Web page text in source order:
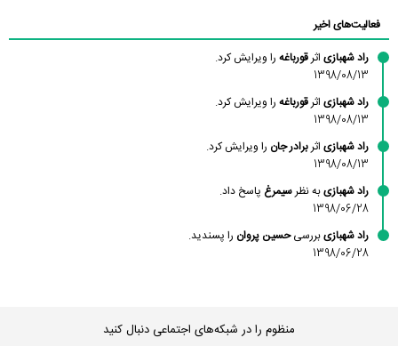
فعالیت‌های اخیر
راد شهبازی اثرقورباغه را ویرایش کرد.
1398/08/13
راد شهبازی اثرقورباغه را ویرایش کرد.
1398/08/13
راد شهبازی اثربرادر جان را ویرایش کرد.
1398/08/13
راد شهبازیبه نظرسیمرغ پاسخ داد.
1398/06/28
راد شهبازیبررسیحسین پروان را پسندید.
1398/06/28
منظوم را در شبکه‌های اجتماعی دنبال کنید